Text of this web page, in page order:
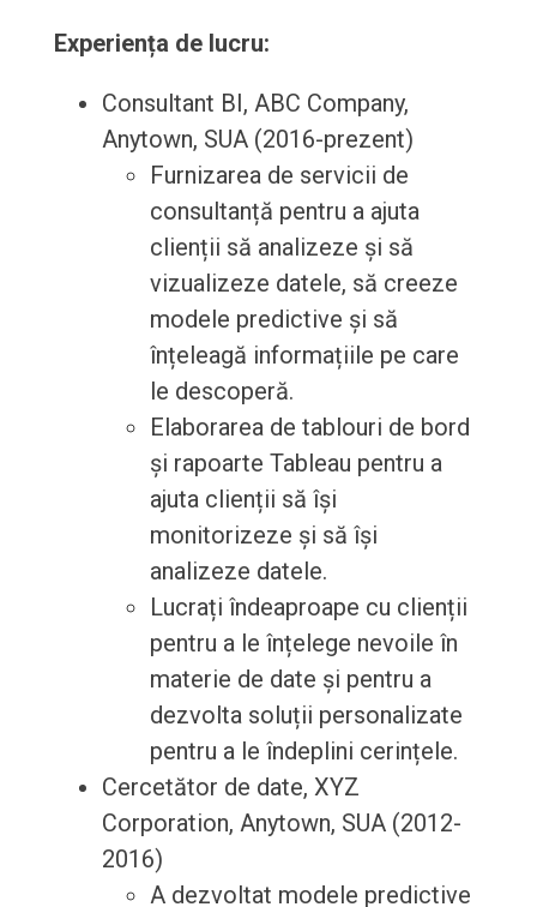
Experiența de lucru:
Consultant BI, ABC Company,
Anytown, SUA (2016-prezent)
Furnizarea de servicii de
consultanță pentru a ajuta
clienții să analizeze și să
vizualizeze datele, să creeze
modele predictive și să
înțeleagă informațiile pe care
le descoperă.
Elaborarea de tablouri de bord
și rapoarte Tableau pentru a
ajuta clienții să își
monitorizeze și să își
analizeze datele.
Lucrați îndeaproape cu clienții
pentru a le înțelege nevoile în
materie de date și pentru a
dezvolta soluții personalizate
pentru a le îndeplini cerințele.
Cercetător de date, XYZ
Corporation, Anytown, SUA (2012-
2016)
A dezvoltat modele predictive